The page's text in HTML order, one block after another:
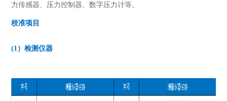
力传感器、压力控制器、数字压力计等。
校准项目
(1）检测仪器